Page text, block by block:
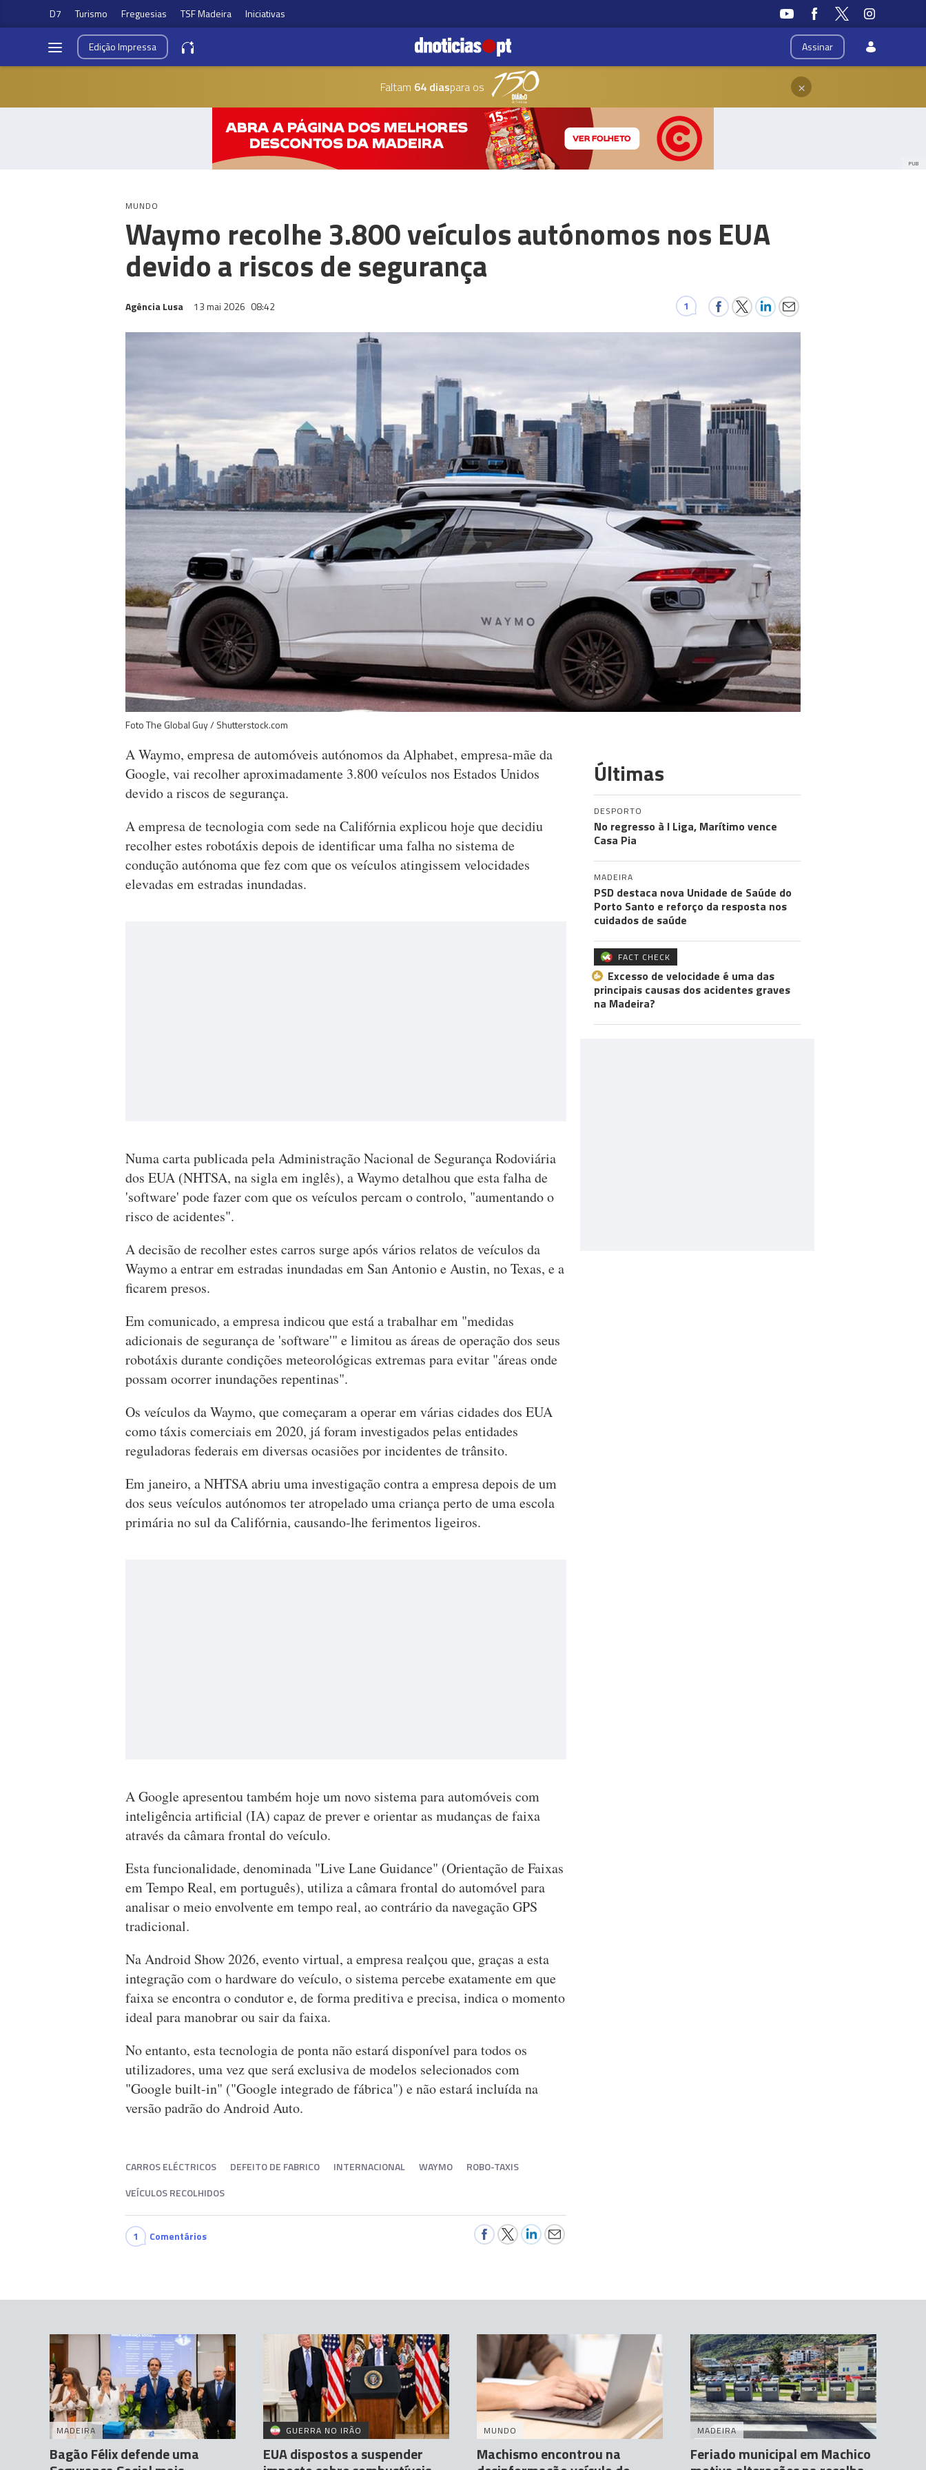
D7 Turismo Freguesias TSF Madeira Iniciativas
Assinar
EdiçãoImpressa
Faltam 64 diaspara os ×
PUB
MUNDO
Waymo recolhe 3.800 veículos autónomos nos EUA
devido a riscos de segurança
Agência Lusa 13 mai 2026 08:42 1
Foto The Global Guy / Shutterstock.com
A Waymo, empresa de automóveis autónomos da Alphabet, empresa-mãe da
Google, vai recolher aproximadamente 3.800 veículos nos Estados Unidos
devido a riscos de segurança.
A empresa de tecnologia com sede na Califórnia explicou hoje que decidiu
recolher estes robotáxis depois de identificar uma falha no sistema de
condução autónoma que fez com que os veículos atingissem velocidades
elevadas em estradas inundadas.
Numa carta publicada pela Administração Nacional de Segurança Rodoviária
dos EUA (NHTSA, na sigla em inglês), a Waymo detalhou que esta falha de
'software' pode fazer com que os veículos percam o controlo, "aumentando o
risco de acidentes".
A decisão de recolher estes carros surge após vários relatos de veículos da
Waymo a entrar em estradas inundadas em San Antonio e Austin, no Texas, e a
ficarem presos.
Em comunicado, a empresa indicou que está a trabalhar em "medidas
adicionais de segurança de 'software'" e limitou as áreas de operação dos seus
robotáxis durante condições meteorológicas extremas para evitar "áreas onde
possam ocorrer inundações repentinas".
Os veículos da Waymo, que começaram a operar em várias cidades dos EUA
como táxis comerciais em 2020, já foram investigados pelas entidades
reguladoras federais em diversas ocasiões por incidentes de trânsito.
Em janeiro, a NHTSA abriu uma investigação contra a empresa depois de um
dos seus veículos autónomos ter atropelado uma criança perto de uma escola
primária no sul da Califórnia, causando-lhe ferimentos ligeiros.
A Google apresentou também hoje um novo sistema para automóveis com
inteligência artificial (IA) capaz de prever e orientar as mudanças de faixa
através da câmara frontal do veículo.
Esta funcionalidade, denominada "Live Lane Guidance" (Orientação de Faixas
em Tempo Real, em português), utiliza a câmara frontal do automóvel para
analisar o meio envolvente em tempo real, ao contrário da navegação GPS
tradicional.
Na Android Show 2026, evento virtual, a empresa realçou que, graças a esta
integração com o hardware do veículo, o sistema percebe exatamente em que
faixa se encontra o condutor e, de forma preditiva e precisa, indica o momento
ideal para manobrar ou sair da faixa.
No entanto, esta tecnologia de ponta não estará disponível para todos os
utilizadores, uma vez que será exclusiva de modelos selecionados com
"Google built-in" ("Google integrado de fábrica") e não estará incluída na
versão padrão do Android Auto.
CARROS ELÉCTRICOS DEFEITO DE FABRICO INTERNACIONAL WAYMO
ROBO-TAXIS
VEÍCULOS RECOLHIDOS
1 Comentários
Últimas
DESPORTO
No regresso à I Liga, Marítimo vence
Casa Pia
MADEIRA
PSD destaca nova Unidade de Saúde do
Porto Santo e reforço da resposta nos
cuidados de saúde
FACT CHECK
Excesso de velocidade é uma das
principais causas dos acidentes graves
na Madeira?
MADEIRA
Bagão Félix defende uma
GUERRA NO IRÃO
EUA dispostos a suspender
MUNDO
Machismo encontrou na
MADEIRA
Feriado municipal em Machico